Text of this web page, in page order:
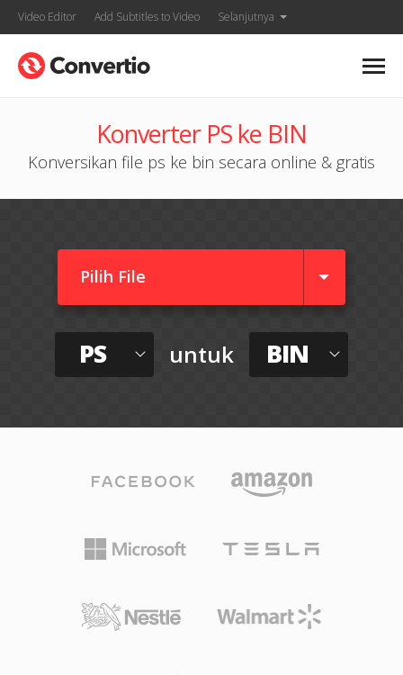
Video Editor Add Subtitles to Video Selanjutnya
Konverter PS ke BIN
Konversikan file ps ke bin secara online & gratis
Pilih File
PS untuk BIN